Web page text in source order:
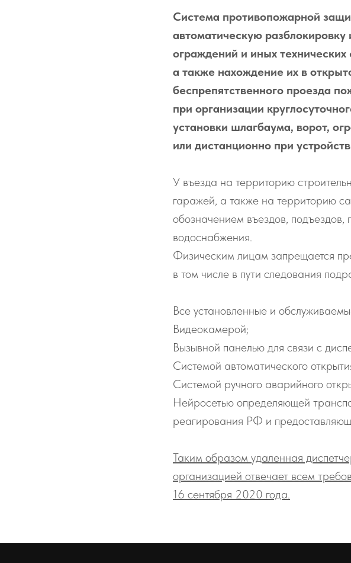
Система противопожарной
автоматическую
ограждений и иных
а также нахождение их в
беспрепятственного проезда
при организации
установки шлагбаума, ворот,
или дистанционно при
У въезда на территорию
гаражей, а также на территорию
обозначением въездов,
водоснабжения.
Физическим лицам запрещается
в том числе в пути следования
Все установленные и
Видеокамерой;
Вызывной панелью для связи с
Системой автоматического
Системой ручного аварийного
Нейросетью определяющей
реагирования РФ и
Таким образом удаленная
организацией отвечает всем
16 сентября 2020 года.